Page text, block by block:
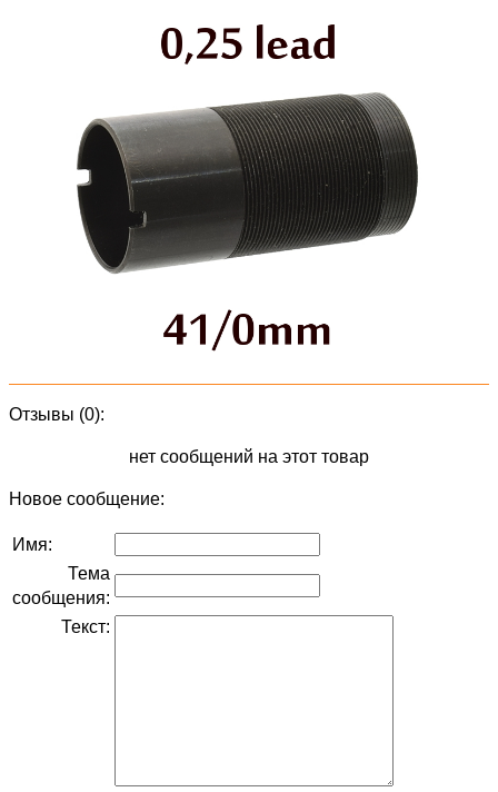
Отзывы (0):
нет сообщений на этот товар
Новое сообщение:
Имя:
Тема
сообщения:
Текст: